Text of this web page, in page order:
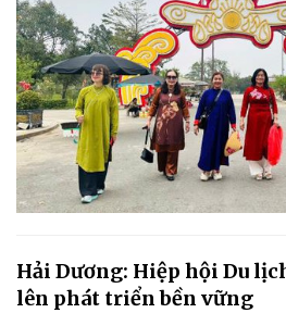
Hải Dương: Hiệp hội Du
lên phát triển bền vững